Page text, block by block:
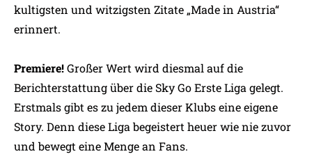
kultigsten und witzigsten Zitate „Made in Austria“
erinnert.
Premiere!Großer Wert wird diesmal auf die
Berichterstattung über die Sky Go Erste Liga gelegt.
Erstmals gibt es zu jedem dieser Klubs eine eigene
Story. Denn diese Liga begeistert heuer wie nie zuvor
und bewegt eine Menge an Fans.